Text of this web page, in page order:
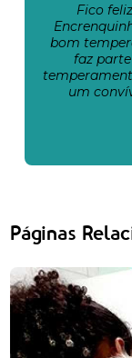
Fico
bom
faz
um
Páginas